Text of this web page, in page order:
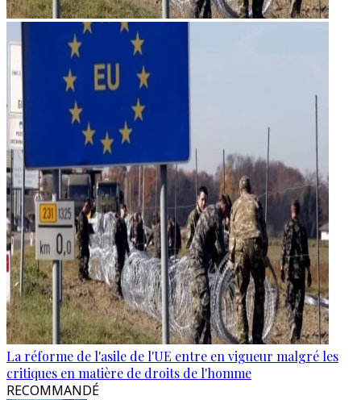
La réforme de l'asile de l'UE entre en vigueur malgré les
critiques en matière de droits de l'homme
RECOMMANDÉ